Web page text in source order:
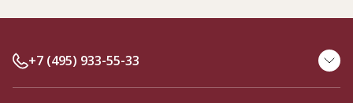
+7 (495) 933-55-33